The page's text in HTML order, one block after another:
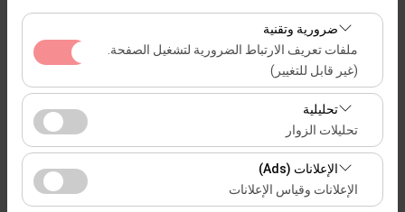
ضرورية وتقنية
ملفات تعريف الارتباط الضرورية لتشغيل الصفحة.
(غير قابل للتغيير)
تعد ملفات تعريف الارتباط هذه ضرورية لعمل الموقع بشكل
صحيح، والأمان، وإدارة الجلسات، والوظائف الأساسية. لا يمكن
تعطيلها.
تحليلية
تحليلات الزوار
تتيح لنا ملفات تعريف الارتباط هذه تحليل كيفية استخدام موقعنا
(عدد الزوار، الصفحات الأكثر زيارة، سلوك المستخدمين).
تُستخدم هذه البيانات لقياس أداء الموقع وتحسين تجربة
الإعلانات (Ads)
الإعلانات وقياس الإعلانات
İstanbul مطار صبيحة كوكجن (SAW)
تحديد موقع مختلف الانزال
تاريخ الالتقاط والوقت
09:00
تاريخ العودة والوقت